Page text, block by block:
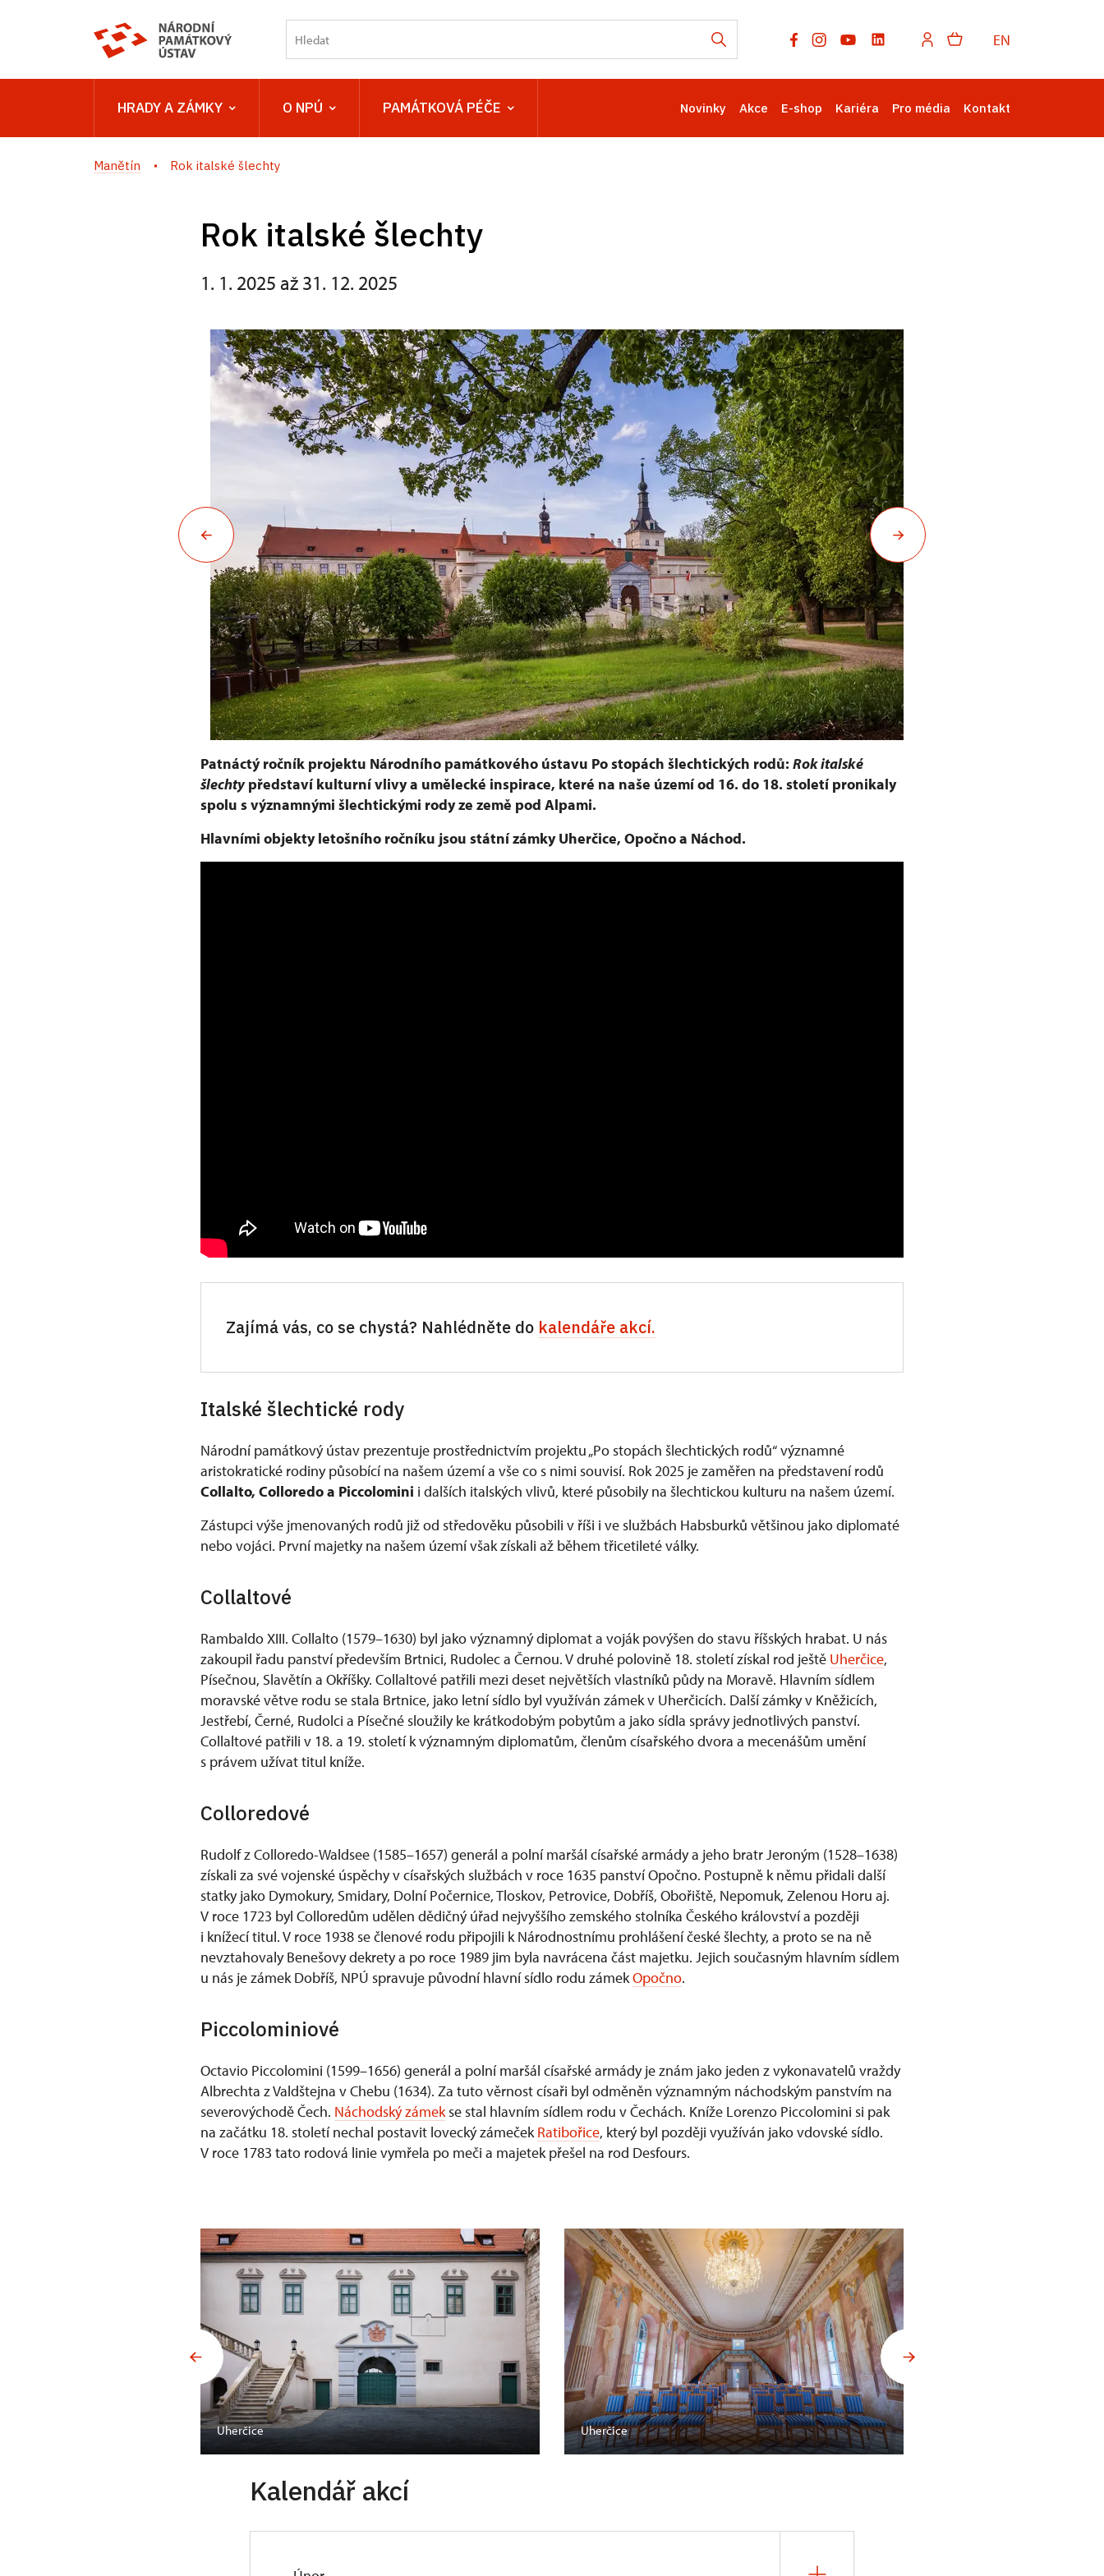
EN
HRADY A ZÁMKY O NPÚ PAMÁTKOVÁ PÉČE Novinky Akce E-shop Kariéra Pro média Kontakt
Manětín Rok italské šlechty
Rok italské šlechty
1. 1. 2025 až 31. 12. 2025
Patnáctý ročník projektu Národního památkového ústavu Po stopách šlechtických rodů: Rok italské
šlechtypředstaví kulturní vlivy a umělecké inspirace, které na naše území od 16. do 18. století pronikaly
spolu s významnými šlechtickými rody ze země pod Alpami.
Hlavními objekty letošního ročníku jsou státní zámky Uherčice, Opočno a Náchod.
Zajímá vás, co se chystá? Nahlédněte do kalendáře akcí.
Italské šlechtické rody
Národní památkový ústav prezentuje prostřednictvím projektu „Po stopách šlechtických rodů“ významné
aristokratické rodiny působící na našem území a vše co s nimi souvisí. Rok 2025 je zaměřen na představení rodů
Collalto, Colloredo a Piccolomini i dalších italských vlivů, které působily na šlechtickou kulturu na našem území.
Zástupci výše jmenovaných rodů již od středověku působili v říši i ve službách Habsburků většinou jako diplomaté
nebo vojáci. První majetky na našem území však získali až během třicetileté války.
Collaltové
Rambaldo XIII. Collalto (1579–1630) byl jako významný diplomat a voják povýšen do stavu říšských hrabat. U nás
zakoupil řadu panství především Brtnici, Rudolec a Černou. V druhé polovině 18. století získal rod ještě Uherčice,
Písečnou, Slavětín a Okříšky. Collaltové patřili mezi deset největších vlastníků půdy na Moravě. Hlavním sídlem
moravské větve rodu se stala Brtnice, jako letní sídlo byl využíván zámek v Uherčicích. Další zámky v Kněžicích,
Jestřebí, Černé, Rudolci a Písečné sloužily ke krátkodobým pobytům a jako sídla správy jednotlivých panství.
Collaltové patřili v 18. a 19. století k významným diplomatům, členům císařského dvora a mecenášům umění
s právem užívat titul kníže.
Colloredové
Rudolf z Colloredo-Waldsee (1585–1657) generál a polní maršál císařské armády a jeho bratr Jeroným (1528–1638)
získali za své vojenské úspěchy v císařských službách v roce 1635 panství Opočno. Postupně k němu přidali další
statky jako Dymokury, Smidary, Dolní Počernice, Tloskov, Petrovice, Dobříš, Obořiště, Nepomuk, Zelenou Horu aj.
V roce 1723 byl Colloredům udělen dědičný úřad nejvyššího zemského stolníka Českého království a později
i knížecí titul. V roce 1938 se členové rodu připojili k Národnostnímu prohlášení české šlechty, a proto se na ně
nevztahovaly Benešovy dekrety a po roce 1989 jim byla navrácena část majetku. Jejich současným hlavním sídlem
u nás je zámek Dobříš, NPÚ spravuje původní hlavní sídlo rodu zámekOpočno.
Piccolominiové
Octavio Piccolomini (1599–1656) generál a polní maršál císařské armády je znám jako jeden z vykonavatelů vraždy
Albrechta z Valdštejna v Chebu (1634). Za tuto věrnost císaři byl odměněn významným náchodským panstvím na
severovýchodě Čech. Náchodský zámek se stal hlavním sídlem rodu v Čechách. Kníže Lorenzo Piccolomini si pak
na začátku 18. století nechal postavit lovecký zámeček Ratibořice, který byl později využíván jako vdovské sídlo.
V roce 1783 tato rodová linie vymřela po meči a majetek přešel na rod Desfours.
Uherčice Uherčice
Kalendář akcí